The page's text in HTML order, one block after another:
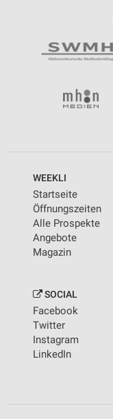
WEEKLI
Startseite
Öffnungszeiten
Alle Prospekte
Angebote
Magazin
SOCIAL
Facebook
Twitter
Instagram
LinkedIn